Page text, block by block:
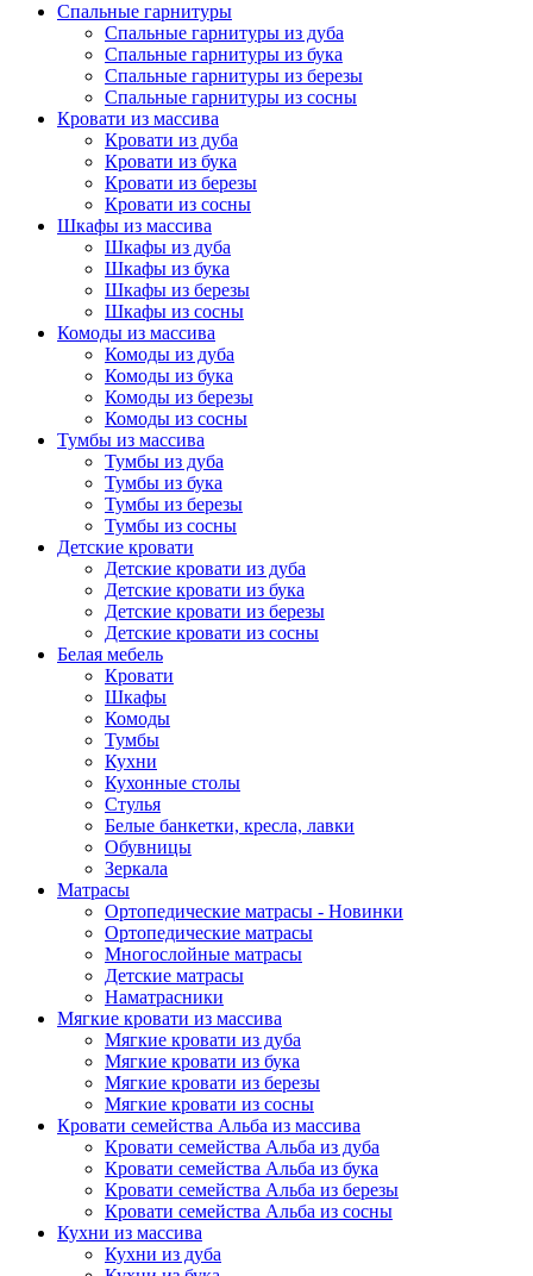
Спальные гарнитуры
Спальные гарнитуры из дуба
Спальные гарнитуры из бука
Спальные гарнитуры из березы
Спальные гарнитуры из сосны
Кровати из массива
Кровати из дуба
Кровати из бука
Кровати из березы
Кровати из сосны
Шкафы из массива
Шкафы из дуба
Шкафы из бука
Шкафы из березы
Шкафы из сосны
Комоды из массива
Комоды из дуба
Комоды из бука
Комоды из березы
Комоды из сосны
Тумбы из массива
Тумбы из дуба
Тумбы из бука
Тумбы из березы
Тумбы из сосны
Детские кровати
Детские кровати из дуба
Детские кровати из бука
Детские кровати из березы
Детские кровати из сосны
Белая мебель
Кровати
Шкафы
Комоды
Тумбы
Кухни
Кухонные столы
Стулья
Белые банкетки, кресла, лавки
Обувницы
Зеркала
Матрасы
Ортопедические матрасы - Новинки
Ортопедические матрасы
Многослойные матрасы
Детские матрасы
Наматрасники
Мягкие кровати из массива
Мягкие кровати из дуба
Мягкие кровати из бука
Мягкие кровати из березы
Мягкие кровати из сосны
Кровати семейства Альба из массива
Кровати семейства Альба из дуба
Кровати семейства Альба из бука
Кровати семейства Альба из березы
Кровати семейства Альба из сосны
Кухни из массива
Кухни из дуба